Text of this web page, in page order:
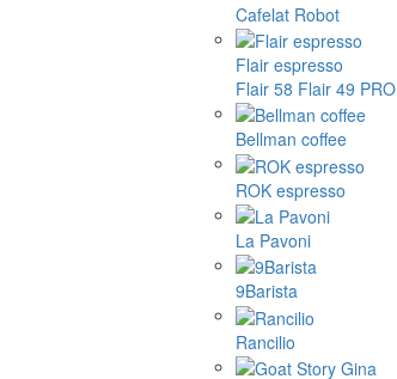
Cafelat Robot
Flair espresso
Flair 58 Flair 49 PRO
Bellman coffee
ROK espresso
La Pavoni
9Barista
Rancilio